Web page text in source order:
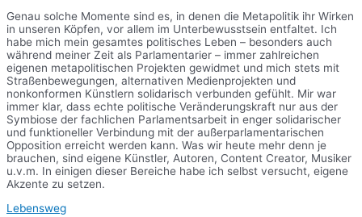
Genau solche Momente sind es, in denen die Metapolitik ihr Wirken
in unseren Köpfen, vor allem im Unterbewusstsein entfaltet. Ich
habe mich mein gesamtes politisches Leben – besonders auch
während meiner Zeit als Parlamentarier – immer zahlreichen
eigenen metapolitischen Projekten gewidmet und mich stets mit
Straßenbewegungen, alternativen Medienprojekten und
nonkonformen Künstlern solidarisch verbunden gefühlt. Mir war
immer klar, dass echte politische Veränderungskraft nur aus der
Symbiose der fachlichen Parlamentsarbeit in enger solidarischer
und funktioneller Verbindung mit der außerparlamentarischen
Opposition erreicht werden kann. Was wir heute mehr denn je
brauchen, sind eigene Künstler, Autoren, Content Creator, Musiker
u.v.m. In einigen dieser Bereiche habe ich selbst versucht, eigene
Akzente zu setzen.
Lebensweg